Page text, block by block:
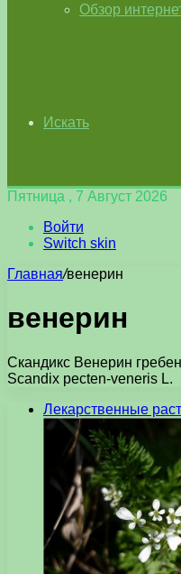
Обзор
Искать
Пятница , 7 Август 2026
Войти
Switch skin
Главная/венерин
венерин
Скандикс Венерин
Scandix pecten-veneris L.
Лекарственные